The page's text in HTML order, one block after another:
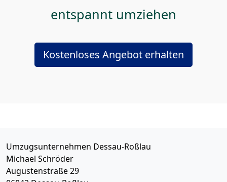
entspannt umziehen
Kostenloses Angebot erhalten
Umzugsunternehmen Dessau-Roßlau
Michael Schröder
Augustenstraße 29